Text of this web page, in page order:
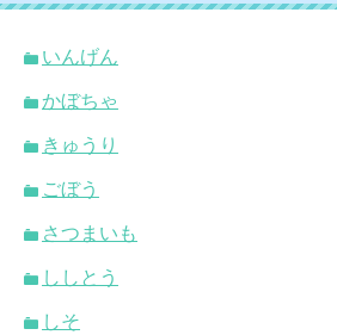
いんげん
かぼちゃ
きゅうり
ごぼう
さつまいも
ししとう
しそ